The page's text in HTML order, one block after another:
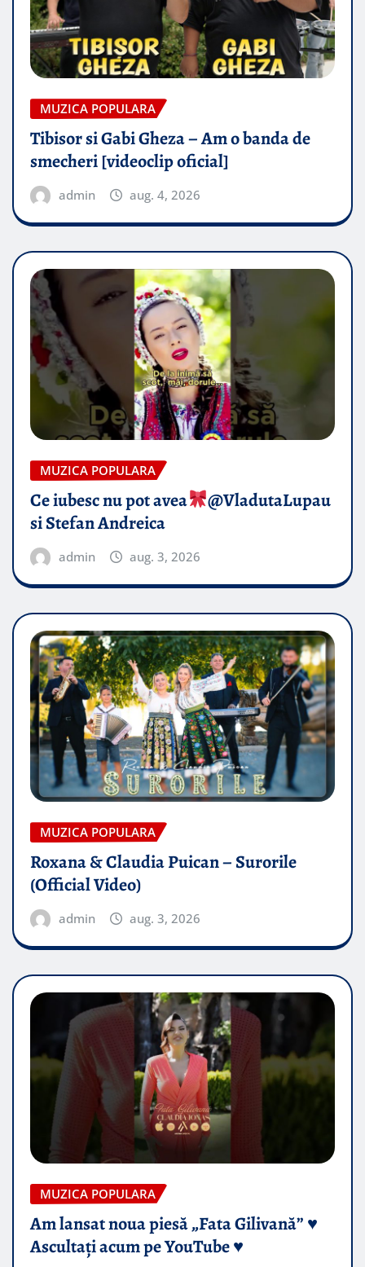
MUZICA POPULARA
Tibisor si Gabi Gheza – Am o banda de
smecheri [videoclip oficial]
admin aug. 4, 2026
MUZICA POPULARA
Ce iubesc nu pot avea
​@VladutaLupau
si Stefan Andreica
admin aug. 3, 2026
MUZICA POPULARA
Roxana & Claudia Puican – Surorile
(Official Video)
admin aug. 3, 2026
MUZICA POPULARA
Am lansat noua piesă „Fata Gilivană” ♥️
Ascultați acum pe YouTube ♥️